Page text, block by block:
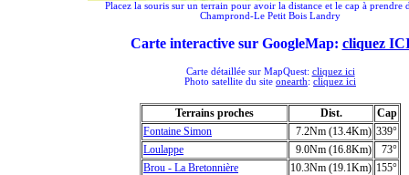
Placez la souris sur un terrain pour avoir la distance et le cap à prendre
Champrond-Le Petit Bois Landry
Carte interactive sur GoogleMap: cliquez
Carte détaillée sur MapQuest: cliquez ici
Photo satellite du site onearth: cliquez ici
Terrains proches Dist.
Cap
Fontaine Simon
7.2Nm (13.4Km) 339°
Loulappe
9.0Nm (16.8Km)
73°
Brou - La Bretonnière
10.3Nm (19.1Km) 155°